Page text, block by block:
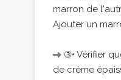
marron de
Ajouter un
③• Vérifier
de crème